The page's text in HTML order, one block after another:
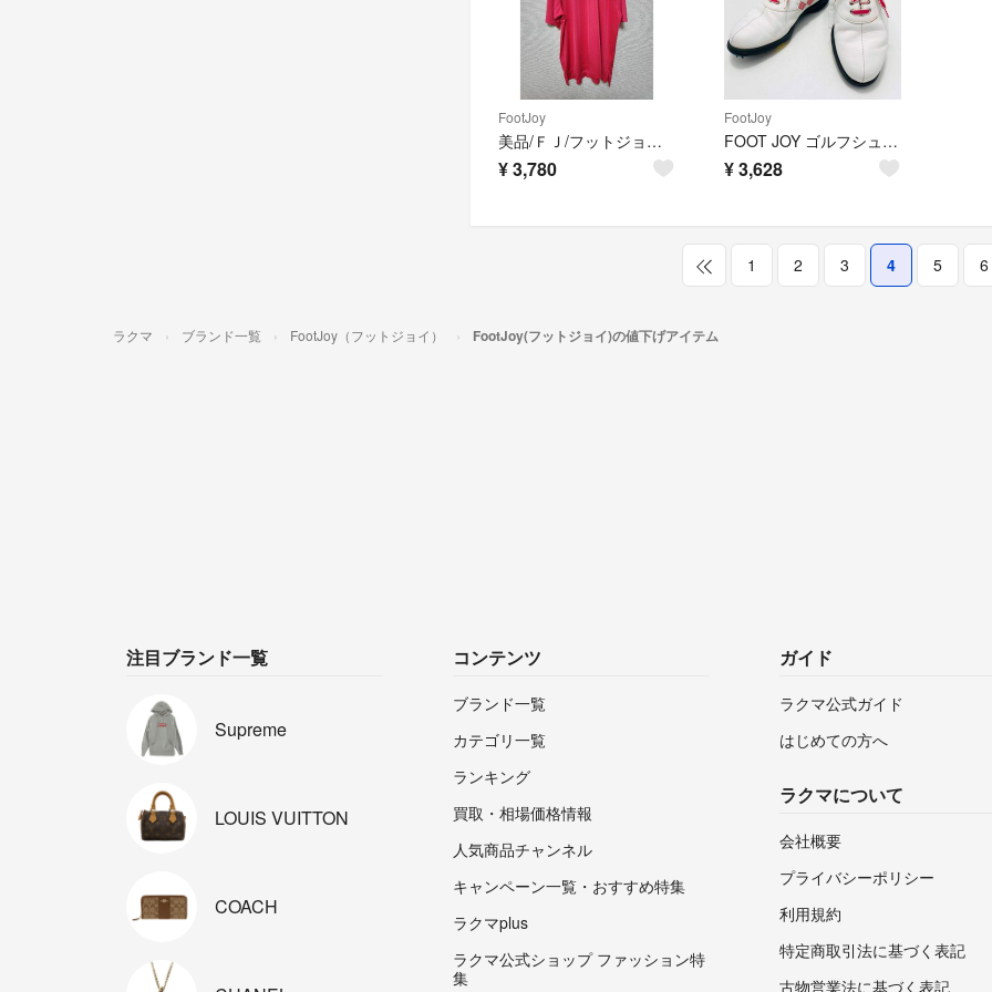
FootJoy
美品/ＦＪ/フットジョイ/ピンク/ポロシャツ/ウェア/ゴルフ/GOLF L 5
¥3,780
FootJoy
FOOT JOY ゴルフシューズ レースアップ 24cm レディース
¥3,628
1 2 3 4 5 6
ラクマ ブランド一覧 FootJoy（フットジョイ） FootJoy(フットジョイ)の値下げアイテム
注目ブランド一覧
Supreme
LOUIS VUITTON
COACH
コンテンツ
ブランド一覧
カテゴリ一覧
ランキング
買取・相場価格情報
人気商品チャンネル
キャンペーン一覧・おすすめ特集
ラクマplus
ラクマ公式ショップ ファッション特
集
ガイド
ラクマ公式ガイド
はじめての方へ
ラクマについて
会社概要
プライバシーポリシー
利用規約
特定商取引法に基づく表記
古物営業法に基づく表記